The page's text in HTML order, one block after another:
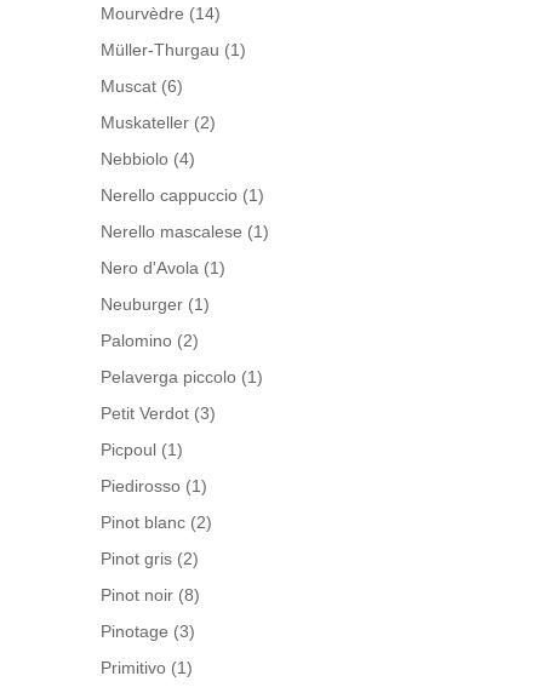
Mourvèdre (14)
Müller-Thurgau (1)
Muscat (6)
Muskateller (2)
Nebbiolo (4)
Nerello cappuccio (1)
Nerello mascalese (1)
Nero d'Avola (1)
Neuburger (1)
Palomino (2)
Pelaverga piccolo (1)
Petit Verdot (3)
Picpoul (1)
Piedirosso (1)
Pinot blanc (2)
Pinot gris (2)
Pinot noir (8)
Pinotage (3)
Primitivo (1)